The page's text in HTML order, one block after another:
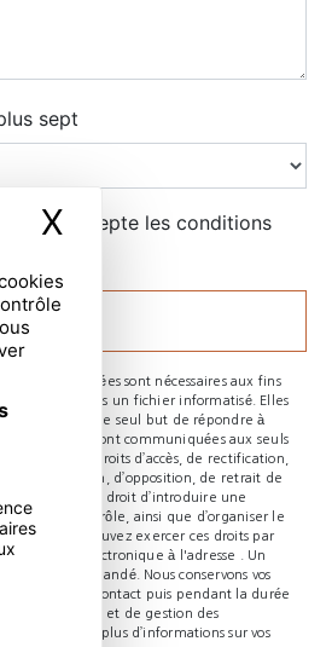
X Masquer le
sept
case, j'accepte les conditions
**
ENVOYER
communiquées sont nécessaires aux fins
dans un fichier informatisé. Elles
traitants dans le seul but de répondre à
collectées seront communiquées aux seuls
disposez de droits d’accès, de rectification,
de limitation, d’opposition, de retrait de
moment et du droit d’introduire une
de contrôle, ainsi que d’organiser le
Vous pouvez exercer ces droits par
par courrier électronique à l'adresse . Un
être demandé. Nous conservons vos
de prise de contact puis pendant la durée
probatoires et de gestion des
cnil.fr pour plus d’informations sur vos